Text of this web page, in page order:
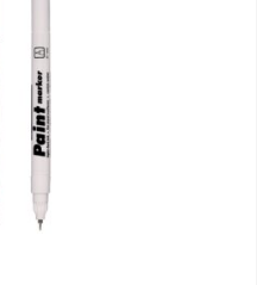
g/m2 Desky: matný
UV lakem Uvedená
číselné označení na